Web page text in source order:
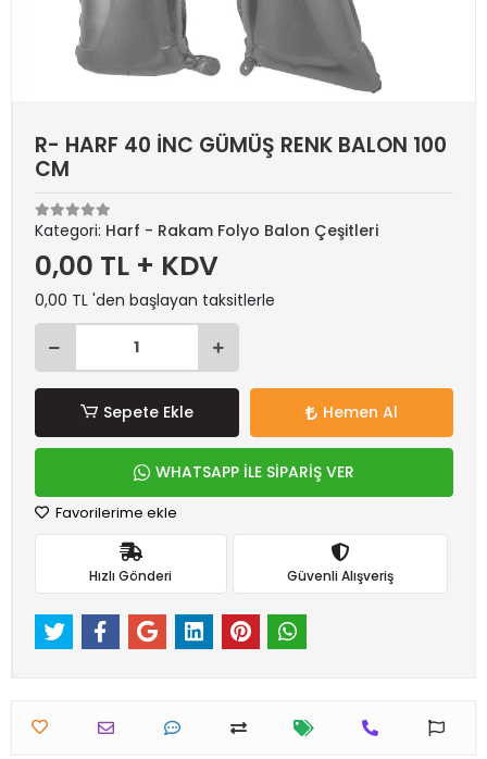
R- HARF 40 İNC GÜMÜŞ RENK BALON 100
CM
Kategori: Harf - Rakam Folyo Balon Çeşitleri
0,00 TL + KDV
0,00 TL 'den başlayan taksitlerle
Sepete Ekle Hemen Al
WHATSAPP İLE SİPARİŞ VER
Favorilerime ekle
Hızlı Gönderi Güvenli Alışveriş